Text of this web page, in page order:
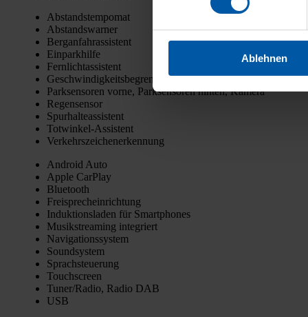
Ablehnen
Abstands­tem­po­mat
Abstands­war­ner
Berg­an­fahr­as­sis­tent
Ein­park­hil­fe
Fern­licht­as­sis­tent
Geschwin­dig­keits­be­gren­zer
Park­sen­so­ren vor­ne, Park­sen­so­ren hin­ten, Kame­ra
Regen­sen­sor
Spur­hal­te­as­sis­tent
Tot­win­kel-Assis­tent
Ver­kehrs­zei­chen­er­ken­nung
Android Auto
Apple Car­Play
Blue­tooth
Frei­sprech­ein­rich­tung
Induk­ti­ons­la­den für Smart­phones
Musik­strea­ming inte­griert
Navi­ga­ti­ons­sys­tem
Sound­sys­tem
Sprach­steue­rung
Touch­screen
Tuner/Radio, Radio DAB
USB